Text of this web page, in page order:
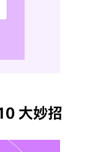
大妙招